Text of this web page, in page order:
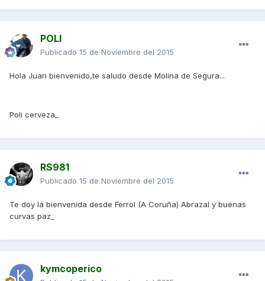
POLI
Publicado 15 de Noviembre del 2015
Hola Juan bienvenido,te saludo desde Molina de Segura...
Poli cerveza_
RS981
Publicado 15 de Noviembre del 2015
Te doy la bienvenida desde Ferrol (A Coruña) Abrazal y buenas
curvas paz_
kymcoperico